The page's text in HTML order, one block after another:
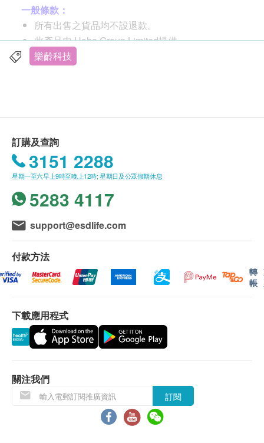
發聲音信號，幫助患者恢復行走。
一般條款：
所有出售之貨品均不設退款。
此產品由 Hoho Group Limited提供。
如有任何爭議，Hoho Group Limited及健康網購
費。
我們將於確定訂單後3-5個工作天內安排發貨。
不排除運送時間會因節日而有所影響。當八號烈風
訊號懸掛或黑色暴雨警告生效時，送貨服務時間將
會延遲。
所有訂單須視乎相關貨品的供應情況再作最後確
認。倘若健康網購health.ESDlife未能提供任何訂
單上的貨品，健康網購health.ESDlife有權拒絕接
受該訂單，並且會於送貨前透過電話或電郵通知顧
客再作安排。
退換條款：
當顧客收取已訂購之貨品時，有責任檢查貨品是否
有損毀情況，一經確認簽收，恕不接受退換。
列室更換。如退換之產品有任何殘缺或曾經使用或
損毀，供應商有權不受理。
如有其他損壞或遺漏查詢，顧客必須保留有效收據
正本，並於送貨後3個工作天內按下列方式聯絡
樂齡科技
訂購及查詢
3151 2288
星期一至六早上9時至晚上12時; 星期日及公眾假期休息
5283 4117
support@esdlife.com
付款方法
轉
帳
下載應用程式
關注我們
訂閱